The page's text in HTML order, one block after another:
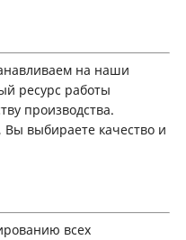
на наши
ресурс работы
производства.
выбираете качество и
всех